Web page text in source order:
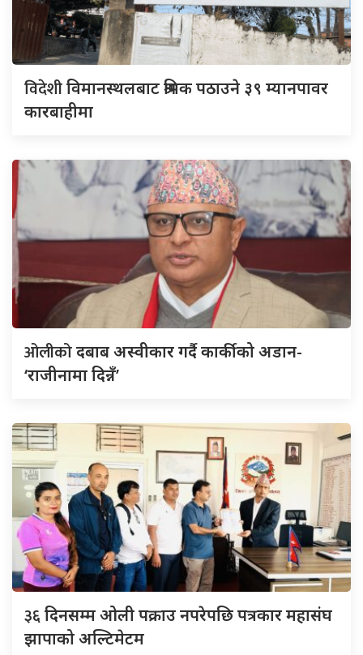
विदेशीविमानस्थलबाट श्रमिक पठाउने ३९ म्यानपावर
कारबाहीमा
ओलीकोदबाब अस्वीकार गर्दै कार्कीको अडान-
‘राजीनामा दिन्नँ’
३६दिनसम्म ओली पक्राउ नपरेपछि पत्रकार महासंघ
झापाको अल्टिमेटम